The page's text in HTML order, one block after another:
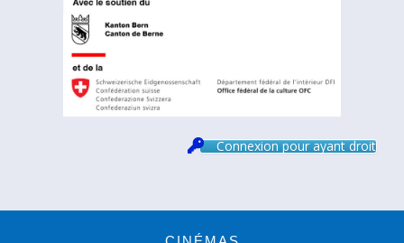
Connexion pour ayant droit